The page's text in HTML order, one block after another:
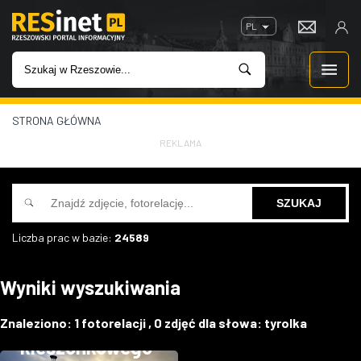
PL
WIADOMOŚCI
INWESTYCJE
IMPREZY
W KINACH
STRONA GŁÓWNA
REKLAMA
Liczba prac w bazie: 24589
Wyniki wyszukiwania
Znaleziono: 1 fotorelacji , 0 zdjęć dla słowa: tyrolka
Budowa ogrodu
kieszonkowego